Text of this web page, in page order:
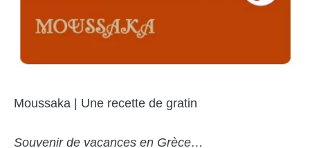
Moussaka | Une recette de gratin
Souvenir de vacances en Grèce…